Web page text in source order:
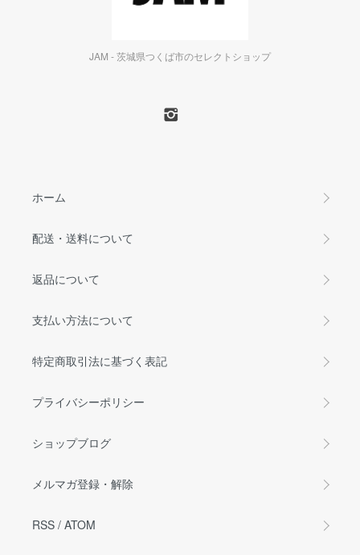
JAM - 茨城県つくば市のセレクトショップ
ホーム
配送・送料について
返品について
支払い方法について
特定商取引法に基づく表記
プライバシーポリシー
ショップブログ
メルマガ登録・解除
RSS / ATOM